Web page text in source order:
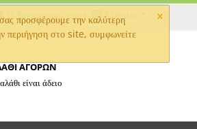
×
προσφέρουμε την καλύτερη
περιήγηση στο site, συμφωνείτε
Ελληνικά
Ο Λογαριασμός μου
ΑΓΟΡΩΝ
είναι άδειο